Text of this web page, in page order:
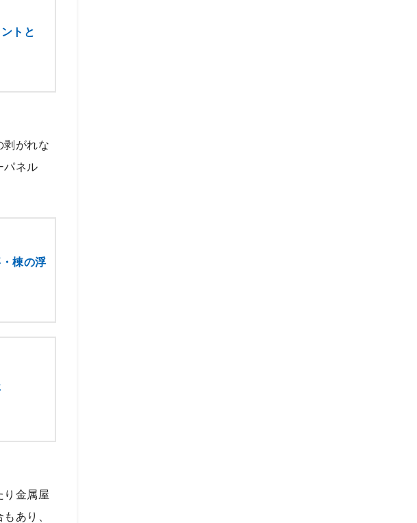
トと
剥がれな
パネル
棟の浮
り金属屋
あり、